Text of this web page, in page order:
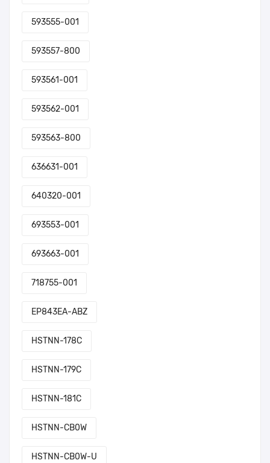
593555-001
593557-800
593561-001
593562-001
593563-800
636631-001
640320-001
693553-001
693663-001
718755-001
EP843EA-ABZ
HSTNN-178C
HSTNN-179C
HSTNN-181C
HSTNN-CB0W
HSTNN-CB0W-U